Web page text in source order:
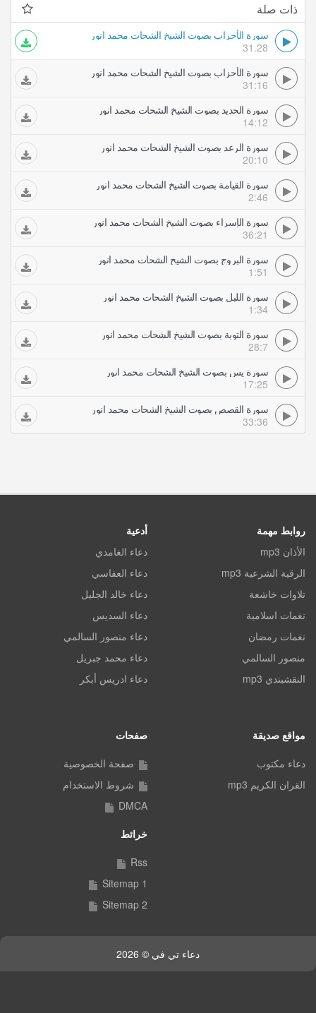
ذات صلة
سورة الأحزاب بصوت الشيخ الشحات محمد انور
31.28
سورة الأحزاب بصوت الشيخ الشحات محمد انور
31:16
سورة الحديد بصوت الشيخ الشحات محمد انور
14:12
سورة الرعد بصوت الشيخ الشحات محمد انور
20:10
سورة القيامة بصوت الشيخ الشحات محمد انور
2:46
سورة الإسراء بصوت الشيخ الشحات محمد انور
36:21
سورة البروج بصوت الشيخ الشحات محمد انور
1:51
سورة الليل بصوت الشيخ الشحات محمد انور
1:34
سورة التوبة بصوت الشيخ الشحات محمد انور
28:7
سورة يس بصوت الشيخ الشحات محمد انور
17:25
سورة القصص بصوت الشيخ الشحات محمد انور
33:36
روابط مهمة
الأذان mp3
الرقية الشرعية mp3
تلاوات خاشعة
نغمات اسلامية
نغمات رمضان
منصور السالمي
النقشبندي mp3
أدعية
دعاء الغامدي
دعاء العفاسي
دعاء خالد الجليل
دعاء السديس
دعاء منصور السالمي
دعاء محمد جبريل
دعاء ادريس أبكر
مواقع صديقة
دعاء مكتوب
القران الكريم mp3
صفحات
صفحة الخصوصية
شروط الاستخدام
DMCA
خرائط
Rss
Sitemap 1
Sitemap 2
دعاء تي في © 2026